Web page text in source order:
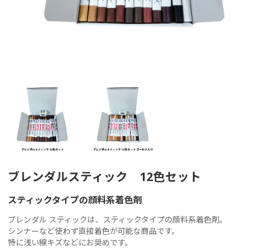
ブレンダルスティック 12色セット
スティックタイプの顔料系着色剤
ブレンダル スティックは、スティックタイプの顔料系着色剤。
シンナーなど使わず直接着色が可能な商品です。
特に浅い線キズなどにお奨めです。